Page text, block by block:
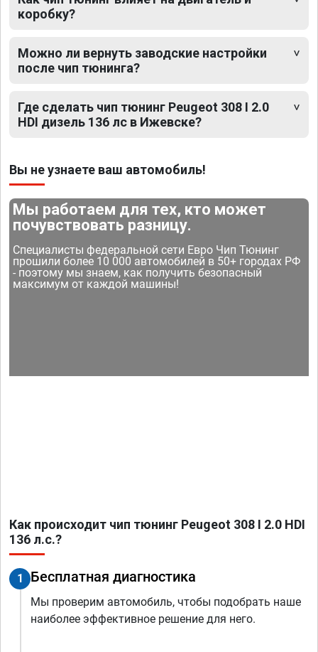
коробку?
Можно ли вернуть заводские настройки
после чип тюнинга?
Где сделать чип тюнинг Peugeot 308 I 2.0
HDI дизель 136 лс в Ижевске?
Вы не узнаете ваш автомобиль!
Мы работаем для тех, кто может
почувствовать разницу.
Специалисты федеральной сети Евро Чип Тюнинг
прошили более 10 000 автомобилей в 50+ городах РФ
- поэтому мы знаем, как получить безопасный
максимум от каждой машины!
Как происходит чип тюнинг Peugeot 308 I 2.0 HDI
136 л.с.?
1 Бесплатная диагностика
Мы проверим автомобиль, чтобы подобрать наше
наиболее эффективное решение для него.